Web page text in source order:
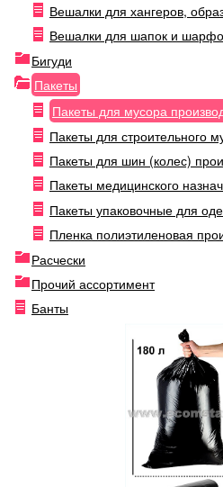
Вешалки для хангеров,
Вешалки для шапок и
Бигуди
Пакеты
Пакеты для мусора
Пакеты для строительного
Пакеты для шин (колес)
Пакеты медицинского
Пакеты упаковочные для
Пленка полиэтиленовая
Расчески
Прочий ассортимент
Банты